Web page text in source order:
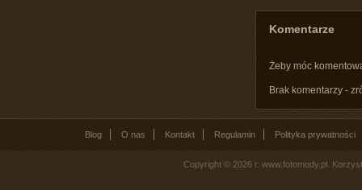
Komentarze
Żeby móc
Brak komentarzy -
Blog O nas Kontakt Regulamin Polityka prywatności
Copyright © 2026 r. www.fotomody.pl.